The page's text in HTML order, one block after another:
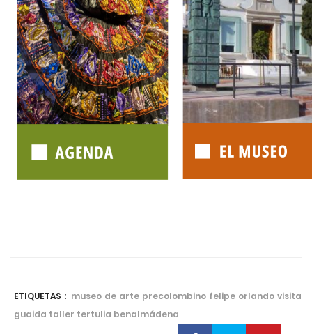
ETIQUETAS : museo de arte precolombino felipe orlando visita
guaida taller tertulia benalmádena